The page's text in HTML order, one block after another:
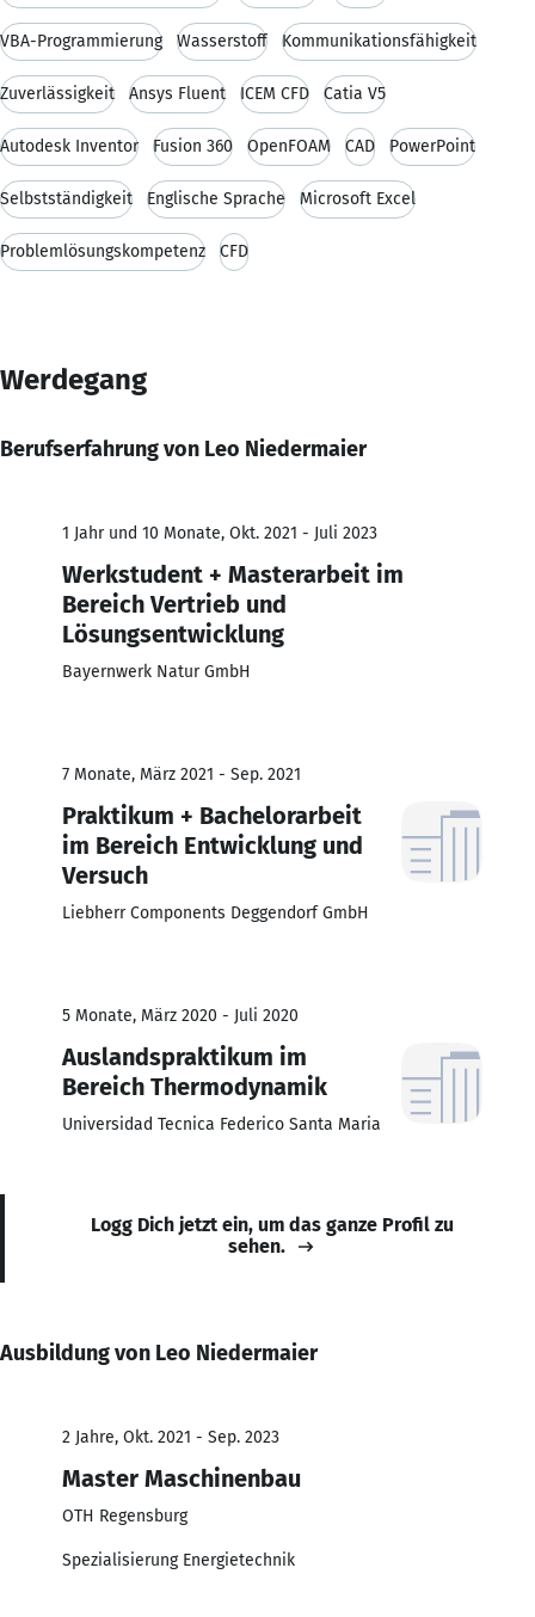
VBA-Programmierung Wasserstoff Kommunikationsfähigkeit
Zuverlässigkeit Ansys Fluent ICEM CFD Catia V5
Autodesk Inventor Fusion 360 OpenFOAM CAD PowerPoint
Selbstständigkeit Englische Sprache Microsoft Excel
Problemlösungskompetenz CFD
Werdegang
Berufserfahrung von Leo Niedermaier
1 Jahr und 10 Monate, Okt. 2021 - Juli 2023
Werkstudent + Masterarbeit im
Bereich Vertrieb und
Lösungsentwicklung
Bayernwerk Natur GmbH
7 Monate, März 2021 - Sep. 2021
Praktikum + Bachelorarbeit
im Bereich Entwicklung und
Versuch
Liebherr Components Deggendorf GmbH
5 Monate, März 2020 - Juli 2020
Auslandspraktikum im
Bereich Thermodynamik
Universidad Tecnica Federico Santa Maria
Logg Dich jetzt ein, um das ganze Profil zu
sehen.
Ausbildung von Leo Niedermaier
2 Jahre, Okt. 2021 - Sep. 2023
Master Maschinenbau
OTH Regensburg
Spezialisierung Energietechnik